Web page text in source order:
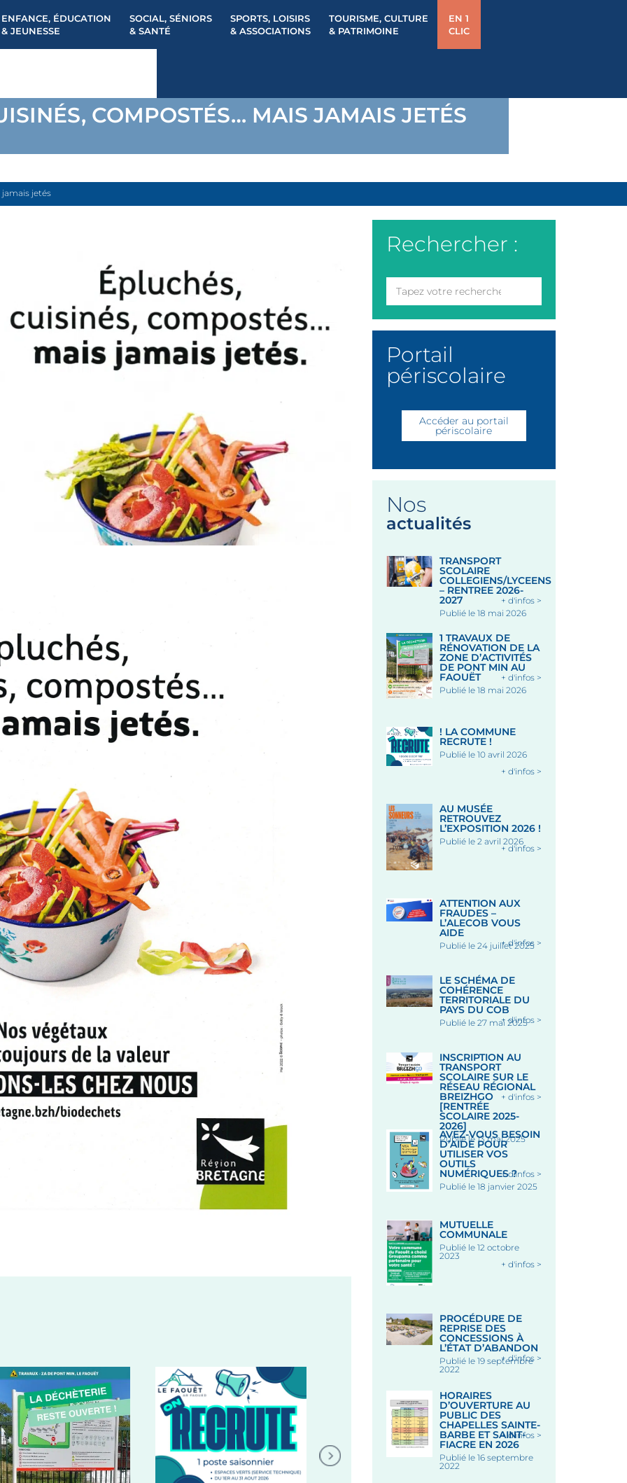
ENFANCE, ÉDUCATION
& JEUNESSE
SOCIAL, SÉNIORS
& SANTÉ
SPORTS, LOISIRS
& ASSOCIATIONS
TOURISME, CULTURE
& PATRIMOINE
EN 1
CLIC
COMPOSTÉS… MAIS JAMAIS JETÉS
jamais jetés
ATTENTION AUX
Rechercher :
Portail
périscolaire
Accéder au portail
périscolaire
Nos
actualités
TRANSPORT
SCOLAIRE
COLLEGIENS/LYCEENS
– RENTREE 2026-
2027
Publié le 18 mai 2026
+ d'infos >
1 TRAVAUX DE
RÉNOVATION DE LA
ZONE D’ACTIVITÉS
DE PONT MIN AU
FAOUËT
Publié le 18 mai 2026
+ d'infos >
! LA COMMUNE
RECRUTE !
Publié le 10 avril 2026
+ d'infos >
AU MUSÉE
RETROUVEZ
L’EXPOSITION 2026 !
Publié le 2 avril 2026
+ d'infos >
ATTENTION AUX
FRAUDES –
L’ALECOB VOUS
AIDE
Publié le 24 juillet 2025
+ d'infos >
LE SCHÉMA DE
COHÉRENCE
TERRITORIALE DU
PAYS DU COB
Publié le 27 mai 2025
+ d'infos >
INSCRIPTION AU
TRANSPORT
SCOLAIRE SUR LE
RÉSEAU RÉGIONAL
BREIZHGO
[RENTRÉE
SCOLAIRE 2025-
2026]
Publié le 13 mai 2025
+ d'infos >
AVEZ-VOUS BESOIN
D’AIDE POUR
UTILISER VOS
OUTILS
NUMÉRIQUES ?
Publié le 18 janvier 2025
+ d'infos >
MUTUELLE
COMMUNALE
Publié le 12 octobre
2023
+ d'infos >
PROCÉDURE DE
REPRISE DES
CONCESSIONS À
L’ÉTAT D’ABANDON
Publié le 19 septembre
2022
+ d'infos >
HORAIRES
D’OUVERTURE AU
PUBLIC DES
CHAPELLES SAINTE-
BARBE ET SAINT-
FIACRE EN 2026
Publié le 16 septembre
2022
+ d'infos >